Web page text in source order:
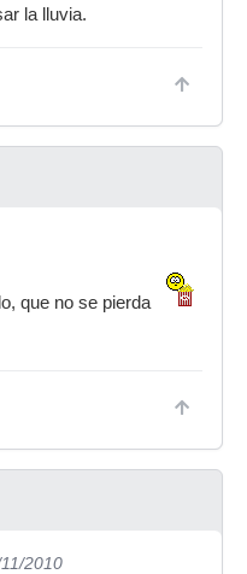
la lluvia.
que no se pierda
2010